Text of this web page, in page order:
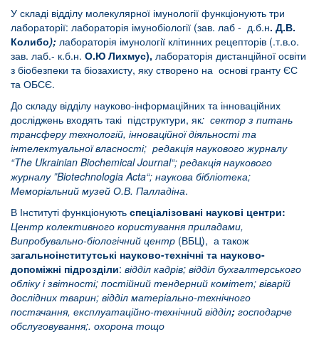
У складі відділу молекулярної імунології функціонують три
лабораторії: лабораторія імунобіології (зав. лаб - д.б.н. Д.В.
Колибо); лабораторія імунології клітинних рецепторів (.т.в.о.
зав. лаб.- к.б.н. О.Ю Лихмус), лабораторія дистанційної освіти
з біобезпеки та біозахисту, яку створено на основі гранту ЄС
та ОБСЄ.
До складу відділу науково-інформаційних та інноваційних
досліджень входять такі підструктури, як: сектор з питань
трансферу технологій, інноваційної діяльності та
інтелектуальної власності; редакція наукового журналу
“The Ukrainian Biochemical Journal“; редакція наукового
журналу ”Biotechnologia Acta“; наукова бібліотека;
Меморіальний музей О.В. Палладіна.
В Інституті функціонують спеціалізовані наукові центри:
Центр колективного користування приладами,
Випробувально-біологічний центр (ВБЦ), а також
загальноінститутські науково-технічні та науково-
допоміжні підрозділи: відділ кадрів; відділ бухгалтерського
обліку і звітності; постійний тендерний комітет; віварій
дослідних тварин; відділ матеріально-технічного
постачання, експлуатаційно-технічний відділ; господарче
обслуговування;. охорона тощо